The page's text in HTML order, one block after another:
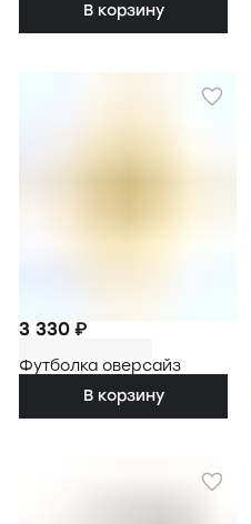
В корзину
3 330 ₽
Футболка оверсайз
В корзину